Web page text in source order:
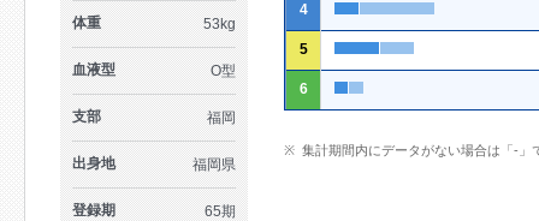
体重 53kg
血液型 O型
支部 福岡
出身地 福岡県
登録期 65期
4
5
6
集計期間内にデータがない場合は「-」